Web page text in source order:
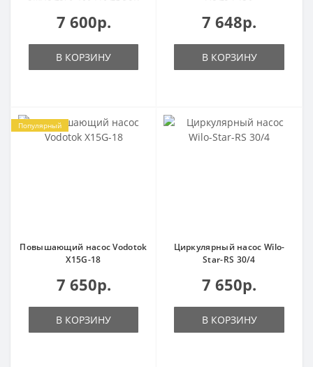
7 600р.
В КОРЗИНУ
7 648р.
В КОРЗИНУ
Популярный
Повышающий насос Vodotok
X15G-18
7 650р.
В КОРЗИНУ
Циркулярный насос Wilo-
Star-RS 30/4
7 650р.
В КОРЗИНУ